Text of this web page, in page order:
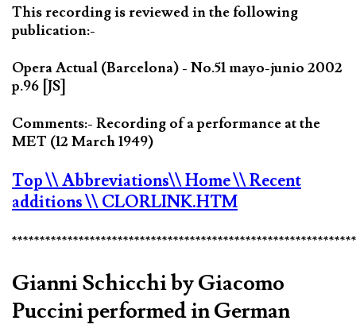
This recording is reviewed in the following
publication:-
Opera Actual (Barcelona) - No.51 mayo-junio 2002
p.96 [JS]
Comments:- Recording of a performance at the
MET (12 March 1949)
Top\\ Abbreviations\\ Home\\ Recent
additions\\ CLORLINK.HTM
Gianni Schicchi by Giacomo
Puccini performed in German